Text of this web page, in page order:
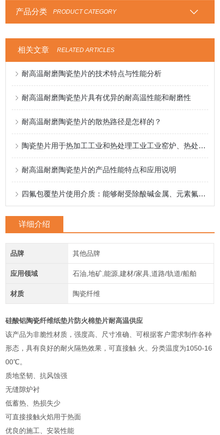
产品分类 PRODUCT CATEGORY
相关文章 RELATED ARTICLES
耐高温耐磨陶瓷垫片的技术特点与性能分析
耐高温耐磨陶瓷垫片具有优异的耐高温性能和耐磨性
耐高温耐磨陶瓷垫片的散热路径是怎样的？
陶瓷垫片用于热加工工业和热处理工业工业窑炉、热处理设备等热处理设备
耐高温耐磨陶瓷垫片的产品性能特点和应用说明
四氟包覆垫片使用介质：能够耐受除酸碱金属、元素氟等物质。
详细介绍
品牌 其他品牌
应用领域 石油,地矿,能源,建材/家具,道路/轨道/船舶
材质 陶瓷纤维
硅酸铝陶瓷纤维纸垫片防火棉垫片耐高温供应
该产品为非脆性材质，强度高、尺寸准确、可根据客户需求制作各种
形态，具有良好的耐火隔热效果，可直接触 火。分类温度为1050-16
00℃。
质地坚韧、抗风蚀强
无缝隙炉衬
低蓄热、热损失少
可直接接触火焰用于热面
优良的施工、安装性能